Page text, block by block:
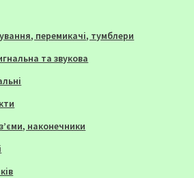
перемикачі, тумблери
та звукова
наконечники